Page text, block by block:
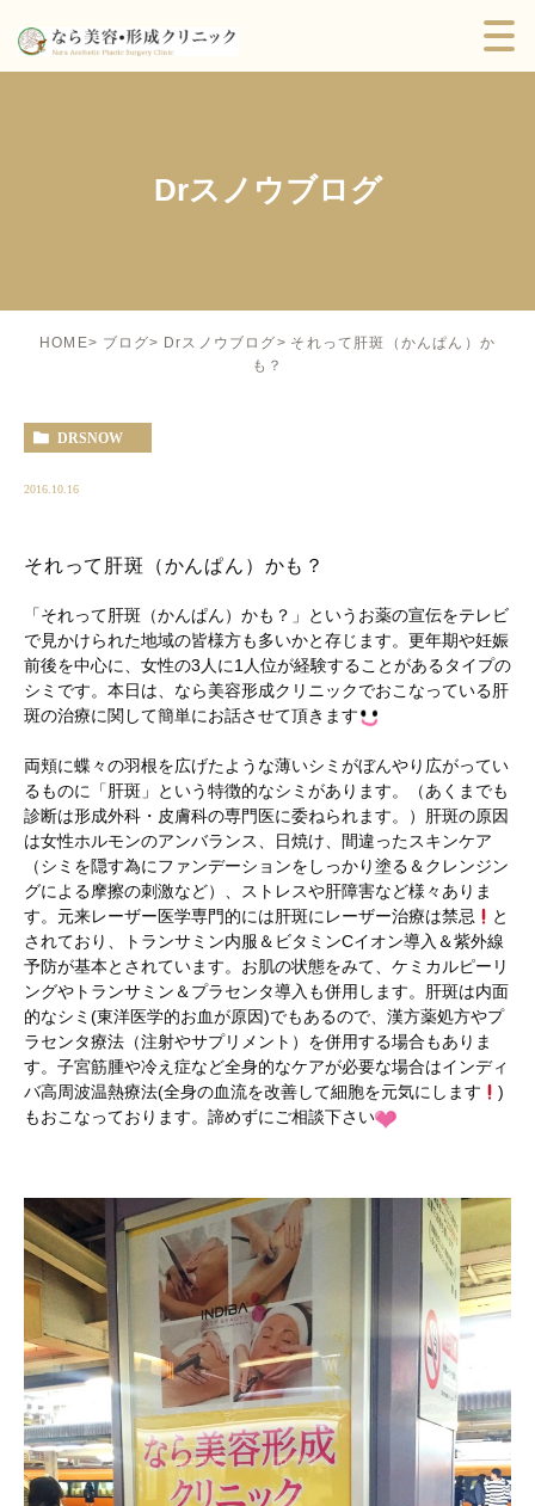
Drスノウブログ
HOME ブログ Drスノウブログ
それって肝斑（かんぱん）か
も？
DRSNOW
2016.10.16
それって肝斑（かんぱん）かも？
「それって肝斑（かんぱん）かも？」というお薬の宣伝をテレビ
で見かけられた地域の皆様方も多いかと存じます。更年期や妊娠
前後を中心に、女性の3人に1人位が経験することがあるタイプの
シミです。本日は、なら美容形成クリニックでおこなっている肝
斑の治療に関して簡単にお話させて頂きます
両頬に蝶々の羽根を広げたような薄いシミがぼんやり広がってい
るものに「肝斑」という特徴的なシミがあります。（あくまでも
診断は形成外科・皮膚科の専門医に委ねられます。）肝斑の原因
は女性ホルモンのアンバランス、日焼け、間違ったスキンケア
（シミを隠す為にファンデーションをしっかり塗る＆クレンジン
グによる摩擦の刺激など）、ストレスや肝障害など様々ありま
す。元来レーザー医学専門的には肝斑にレーザー治療は禁忌
と
されており、トランサミン内服＆ビタミンCイオン導入＆紫外線
予防が基本とされています。お肌の状態をみて、ケミカルピーリ
ングやトランサミン＆プラセンタ導入も併用します。肝斑は内面
的なシミ(東洋医学的お血が原因)でもあるので、漢方薬処方やプ
ラセンタ療法（注射やサプリメント）を併用する場合もありま
す。子宮筋腫や冷え症など全身的なケアが必要な場合はインディ
バ高周波温熱療法(全身の血流を改善して細胞を元気にします
)
もおこなっております。諦めずにご相談下さい